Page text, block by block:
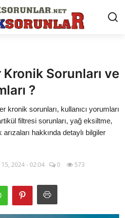
Sorunları ve
?
kronik sorunları, kullanıcı yorumları
filtresi sorunları, yağ eksiltme,
hakkında detaylı bilgiler
15, 2024 - 02:04 0 573